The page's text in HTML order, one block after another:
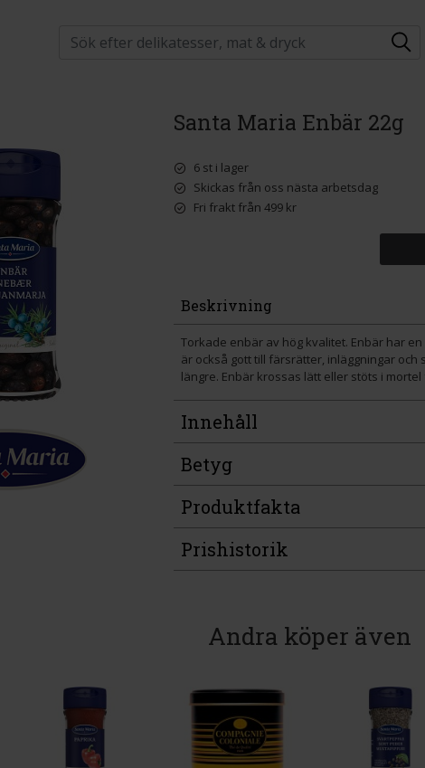
Santa Maria Enbär 22g
6 st i lager
Skickas från oss nästa arbetsdag
Fri frakt från 499 kr
Beskrivning
Torkade enbär av hög kvalitet. Enbär har
är också gott till färsrätter, inläggningar
längre. Enbär krossas lätt eller stöts i
Innehåll
Betyg
Produktfakta
Prishistorik
Andra köper även